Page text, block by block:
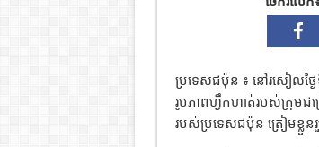
ប្រទេសជប៉ុន ៖ នៅរសៀលថ្ង
រូបភាពហ្វឹកហាត់របស់ក្រុមជ
របស់ប្រទេសជប៉ុន ត្រៀមខ្លួន